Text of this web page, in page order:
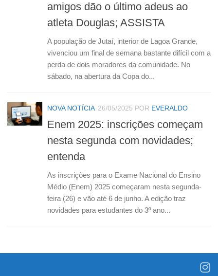
amigos dão o último adeus ao
atleta Douglas; ASSISTA
A população de Jutaí, interior de Lagoa Grande,
vivenciou um final de semana bastante difícil com a
perda de dois moradores da comunidade. No
sábado, na abertura da Copa do...
NOVA NOTÍCIA 26/05/2025 POR EVERALDO
Enem 2025: inscrições começam
nesta segunda com novidades;
entenda
As inscrições para o Exame Nacional do Ensino
Médio (Enem) 2025 começaram nesta segunda-
feira (26) e vão até 6 de junho. A edição traz
novidades para estudantes do 3º ano...